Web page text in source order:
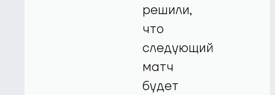
решили,
что
следующий
матч
будет